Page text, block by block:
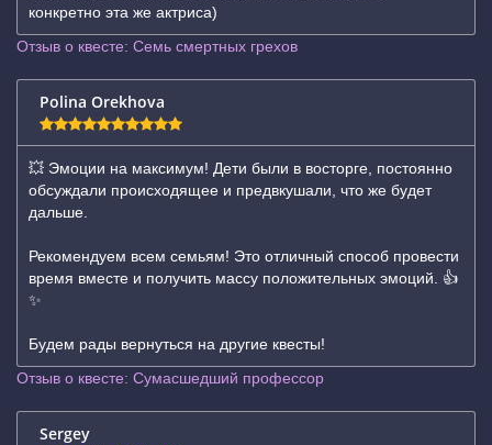
конкретно эта же актриса)
Отзыв о квесте: Семь смертных грехов
Polina Orekhova
💥 Эмоции на максимум! Дети были в восторге, постоянно
обсуждали происходящее и предвкушали, что же будет
дальше.
Рекомендуем всем семьям! Это отличный способ провести
время вместе и получить массу положительных эмоций. 👍
✨
Будем рады вернуться на другие квесты!
Отзыв о квесте: Сумасшедший профессор
Sergey